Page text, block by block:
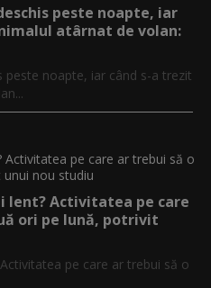
peste noapte, iar
atârnat de volan:
peste noapte, iar când s-a trezit
lent? Activitatea pe care
ori pe lună, potrivit
pe care ar trebui să o